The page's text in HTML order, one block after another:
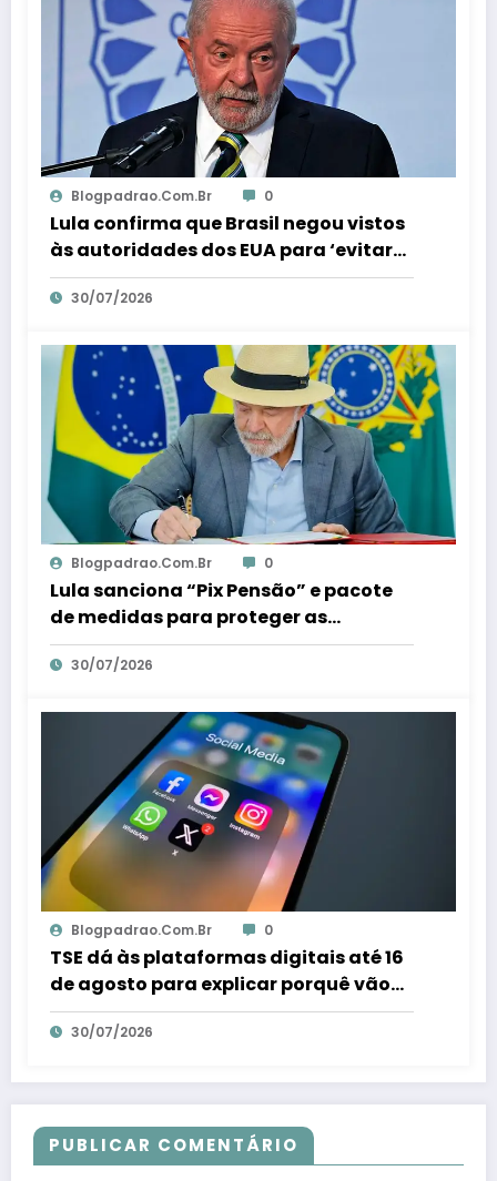
Blogpadrao.com.br 0
Lula confirma que Brasil negou vistos
às autoridades dos EUA para ‘evitar
interferência’ nas eleições – Em Dia ES
30/07/2026
Blogpadrao.com.br 0
Lula sanciona “Pix Pensão” e pacote
de medidas para proteger as
mulheres – Em Dia ES
30/07/2026
Blogpadrao.com.br 0
TSE dá às plataformas digitais até 16
de agosto para explicar porquê vão
combater fraudes eleitorais – Em Dia
ES 30/07/2026
PUBLICAR COMENTÁRIO